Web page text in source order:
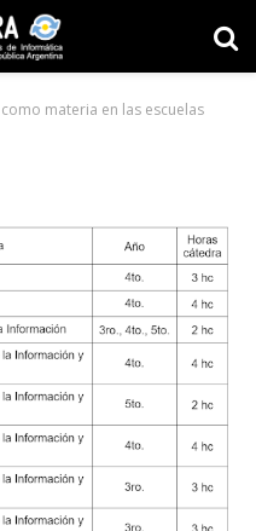
materia en las escuelas